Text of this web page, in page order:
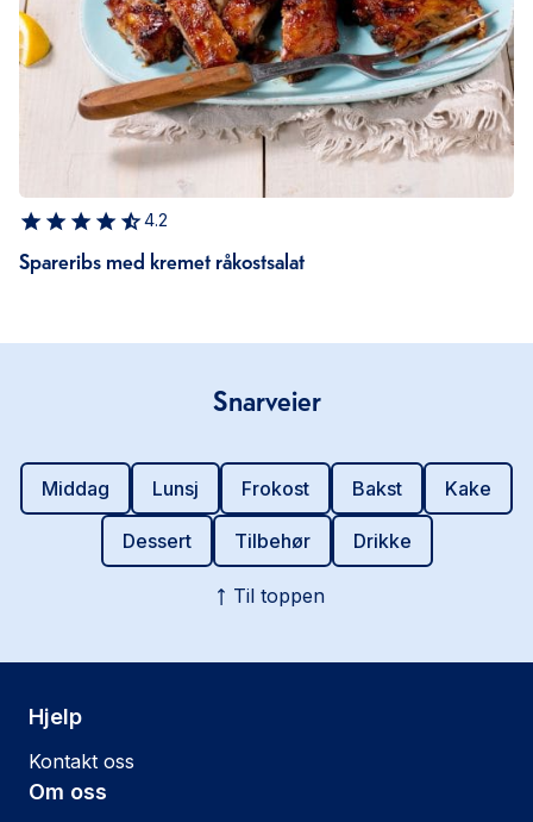
4.2
Spareribs med kremet råkostsalat
Snarveier
Middag Lunsj Frokost Bakst Kake
Dessert Tilbehør Drikke
Til toppen
Hjelp
Kontakt oss
Om oss